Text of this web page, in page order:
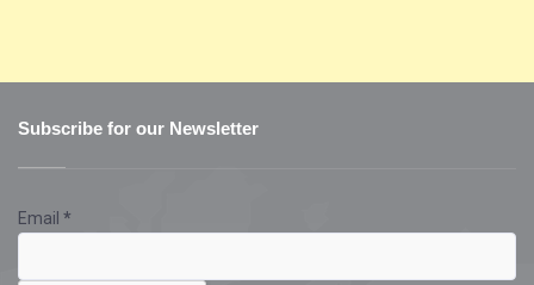
Subscribe for our Newsletter
Email *